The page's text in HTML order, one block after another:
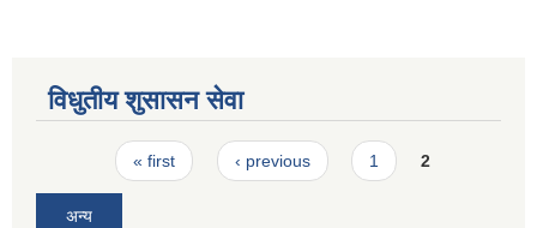
विधुतीय शुसासन सेवा
Pages« first ‹ previous 1 2
अन्य